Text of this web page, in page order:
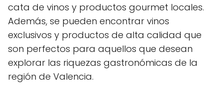
cata de vinos y productos gourmet locales.
Además, se pueden encontrar vinos
exclusivos y productos de alta calidad que
son perfectos para aquellos que desean
explorar las riquezas gastronómicas de la
región de Valencia.